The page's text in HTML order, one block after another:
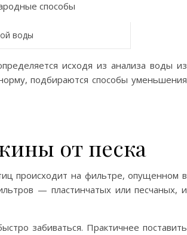
воды
исходя из анализа воды из
подбираются способы уменьшения
от песка
происходит на фильтре, опущенном в
— пластинчатых или песчаных, и
забиваться. Практичнее поставить